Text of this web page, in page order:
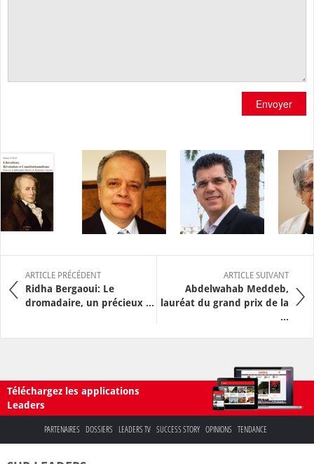
Envoyer
ARTICLE PRÉCÉDENT
Ridha Bergaoui: Le
dromadaire, un précieux ...
ARTICLE SUIVANT
Abdelwahab Meddeb,
lauréat du grand prix de la
...
Téléchargez les applications
Leaders
PARTENAIRES DOSSIERS LEADERS TV SUCCESS STORY OPINIONS TENDANCE